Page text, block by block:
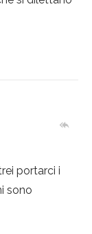
portarci i
sono